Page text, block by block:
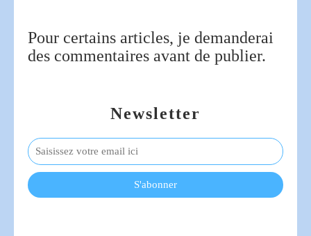
Newsletter
Pour certains articles, je demanderai
des commentaires avant de publier.